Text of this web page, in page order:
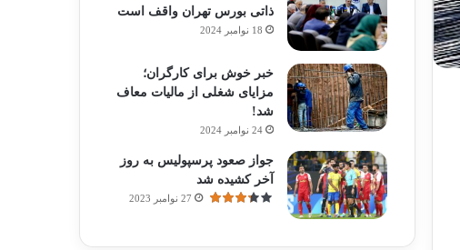
ذاتی بورس تهران واقف است
18 نوامبر 2024
خبر خوش برای کارگران؛
مزایای شغلی از مالیات معاف
شد!
24 نوامبر 2024
جواز صعود پرسپولیس به روز
آخر کشیده شد
27 نوامبر 2023